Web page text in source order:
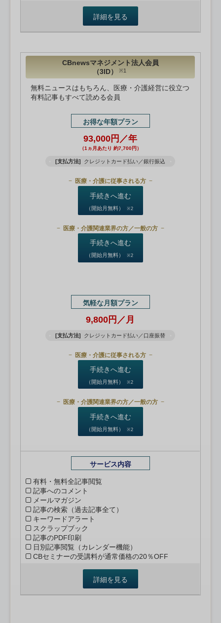
詳細を見る
CBnewsマネジメント法人会員
（3ID）
※1
無料ニュースはもちろん、医療・介護経営に役立つ
有料記事もすべて読める会員
お得な年額プラン
93,000円／年
（1ヵ月あたり 約7,700円）
[支払方法] クレジットカード払い／銀行振込
医療・介護に従事される方
手続きへ進む
（開始月無料） ※2
医療・介護関連業界の方／一般の方
手続きへ進む
（開始月無料） ※2
気軽な月額プラン
9,800円／月
[支払方法] クレジットカード払い／口座振替
医療・介護に従事される方
手続きへ進む
（開始月無料） ※2
医療・介護関連業界の方／一般の方
手続きへ進む
（開始月無料） ※2
サービス内容
有料・無料全記事閲覧
記事へのコメント
メールマガジン
記事の検索（過去記事全て）
キーワードアラート
スクラップブック
記事のPDF印刷
日別記事閲覧（カレンダー機能）
CBセミナーの受講料が通常価格の20％OFF
詳細を見る